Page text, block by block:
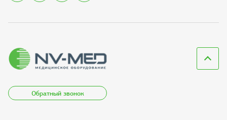
Обратный звонок